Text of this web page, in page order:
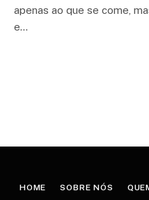
apenas ao que se come,
e…
HOME SOBRE NÓS